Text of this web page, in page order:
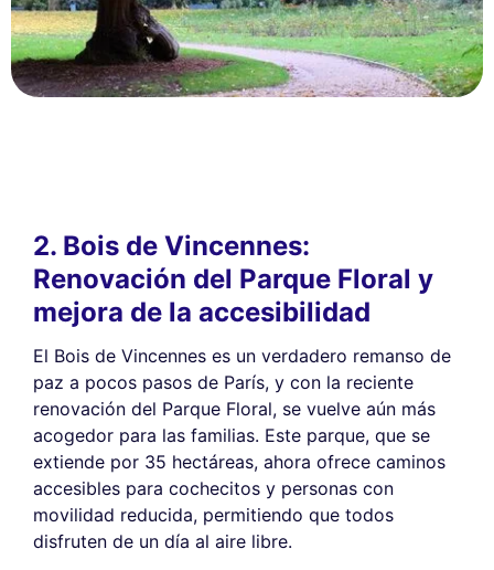
2. Bois de Vincennes:
Renovación del Parque Floral y
mejora de la accesibilidad
El Bois de Vincennes es un verdadero remanso de
paz a pocos pasos de París, y con la reciente
renovación del Parque Floral, se vuelve aún más
acogedor para las familias. Este parque, que se
extiende por 35 hectáreas, ahora ofrece caminos
accesibles para cochecitos y personas con
movilidad reducida, permitiendo que todos
disfruten de un día al aire libre.